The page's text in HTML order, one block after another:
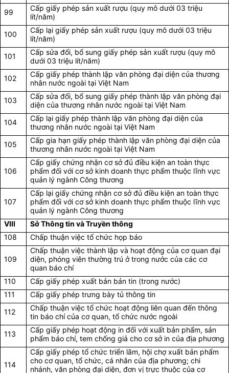
99
Cấp giấy phép sản xuất rượu (quy mô dưới 03 triệu
lít/năm)
100
Cấp lại giấy phép sản xuất rượu (quy mô dưới 03 triệu
lít/năm)
101
Cấp sửa đổi, bổ sung giấy phép sản xuất rượu (quy mô
dưới 03 triệu lít/năm)
102
Cấp giấy phép thành lập văn phòng đại diện của thương
nhân nước ngoài tại Việt Nam
103
Cấp sửa đổi, bổ sung giấy phép thành lập văn phòng đại
diện của thương nhân nước ngoài tại Việt Nam
104
Cấp lại giấy phép thành lập văn phòng đại diện của
thương nhân nước ngoài tại Việt Nam
105
Cấp gia hạn giấy phép thành lập văn phòng đại diện của
thương nhân nước ngoài tại Việt Nam
106
Cấp giấy chứng nhận cơ sở đủ điều kiện an toàn thực
phẩm đối với cơ sở kinh doanh thực phẩm thuộc lĩnh vực
quản lý ngành Công thương
107
Cấp lại giấy chứng nhận cơ sở đủ điều kiện an toàn thực
phẩm đối với cơ sở kinh doanh thực phẩm thuộc lĩnh vực
quản lý ngành Công thương
VIII
Sở Thông tin và Truyền thông
108
Chấp thuận việc tổ chức họp báo
109
Chấp thuận việc thành lập và hoạt động của cơ quan đại
diện, phóng viên thường trú ở trong nước của các cơ
quan báo chí
110
Cấp giấy phép xuất bản bản tin (trong nước)
111
Cấp giấy phép trưng bày tủ thông tin
112
Chấp thuận việc tổ chức hoạt động liên quan đến thông
tin báo chí của cơ quan, tổ chức nước ngoài
113
Cấp giấy phép hoạt động in đối với xuất bản phẩm, sản
phẩm báo chí, tem chống giả cho cơ sở in của địa phương
114
Cấp giấy phép tổ chức triển lãm, hội chợ xuất bản phẩm
cho cơ quan, tổ chức, cá nhân của địa phương; chi
nhánh, văn phòng đại diện, đơn vị trực thuộc của cơ